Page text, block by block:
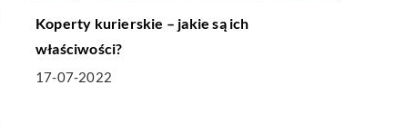
Koperty kurierskie – jakie są ich
właściwości?
17-07-2022